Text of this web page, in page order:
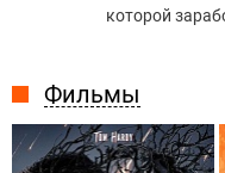
Фильмы
которой